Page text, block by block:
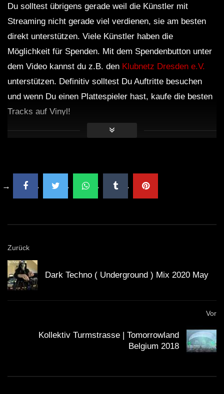
Du solltest übrigens gerade weil die Künstler mit
Streaming nicht gerade viel verdienen, sie am besten
direkt unterstützen. Viele Künstler haben die
Möglichkeit für Spenden. Mit dem Spendenbutton unter
dem Video kannst du z.B. den Klubnetz Dresden e.V.
unterstützen. Definitiv solltest Du Auftritte besuchen
und wenn Du einen Plattespieler hast, kaufe die besten
Tracks auf Vinyl!
Zurück
Dark Techno ( Underground ) Mix 2020 May
Vor
Kollektiv Turmstrasse | Tomorrowland
Belgium 2018